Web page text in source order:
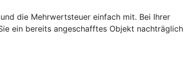
die Mehrwertsteuer einfach mit. Bei Ihrer
ein bereits angeschafftes Objekt nachträglich